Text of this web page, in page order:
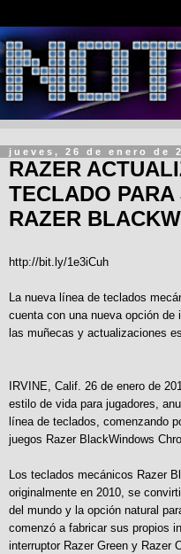
jueves, 26 de enero de
RAZER
TECLADO
RAZER
http://bit.ly/1e3iCuh
La nueva línea de teclados
cuenta con una nueva opción de
las muñecas y actualizaciones
IRVINE, Calif. 26 de enero de
estilo de vida para jugadores,
línea de teclados, comenzando
juegos Razer BlackWindows
Los teclados mecánicos Razer
originalmente en 2010, se
del mundo y la opción natural
comenzó a fabricar sus propios
interruptor Razer Green y Razer